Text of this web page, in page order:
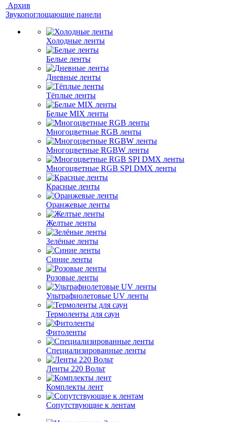
Архив
Звукопоглощающие панели
Холодные ленты
Белые ленты
Дневные ленты
Тёплые ленты
Белые MIX ленты
Многоцветные RGB ленты
Многоцветные RGBW ленты
Многоцветные RGB SPI DMX ленты
Красные ленты
Оранжевые ленты
Желтые ленты
Зелёные ленты
Синие ленты
Розовые ленты
Ультрафиолетовые UV ленты
Термоленты для саун
Фитоленты
Специализированные ленты
Ленты 220 Вольт
Комплекты лент
Сопутствующие к лентам